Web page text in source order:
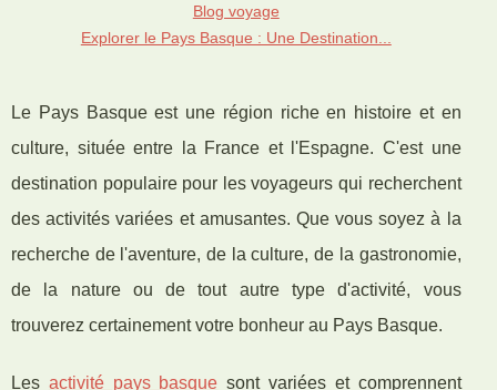
Blog voyage
Explorer le Pays Basque : Une Destination...
Le Pays Basque est une région riche en histoire et en
culture, située entre la France et l'Espagne. C'est une
destination populaire pour les voyageurs qui recherchent
des activités variées et amusantes. Que vous soyez à la
recherche de l'aventure, de la culture, de la gastronomie,
de la nature ou de tout autre type d'activité, vous
trouverez certainement votre bonheur au Pays Basque.
Les activité pays basque sont variées et comprennent